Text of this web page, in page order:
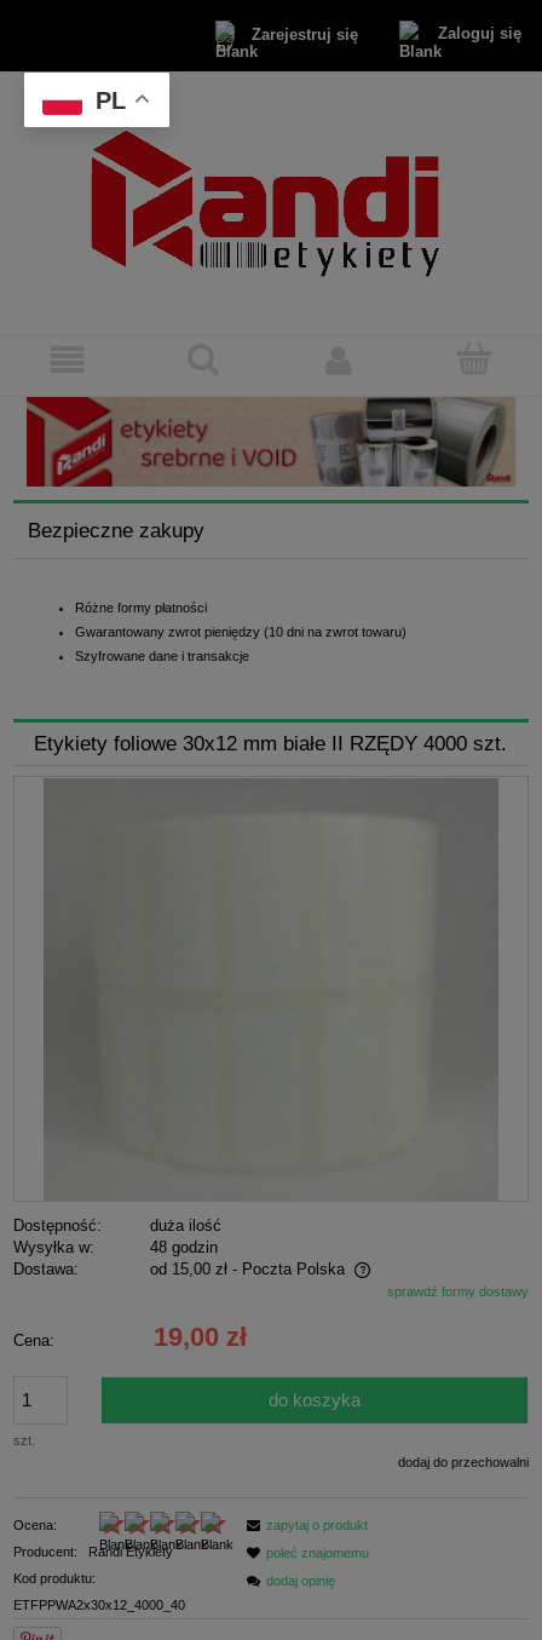
Zarejestruj się Zaloguj się
Bezpieczne zakupy
Różne formy płatności
Gwarantowany zwrot pieniędzy (10 dni na zwrot towaru)
Szyfrowane dane i transakcje
Etykiety foliowe 30x12 mm białe II RZĘDY 4000 szt.
Dostępność:
duża ilość
Wysyłka w:
48 godzin
Dostawa:
od 15,00 zł - Poczta Polska
Cena nie zawiera ewentualnych kosztów płatnościsprawdź formy dostawy
Cena: 19,00 zł
szt.
do koszyka
dodaj do przechowalni
Ocena:
Producent:
Randi Etykiety
Kod produktu:
ETFPPWA2x30x12_4000_40
zapytaj o produkt
poleć znajomemu
dodaj opinię
PL